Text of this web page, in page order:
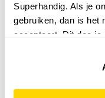
Superhandig. Als je
gebruiken, dan is het
accepteert. Dit doe je
website niet optimaal